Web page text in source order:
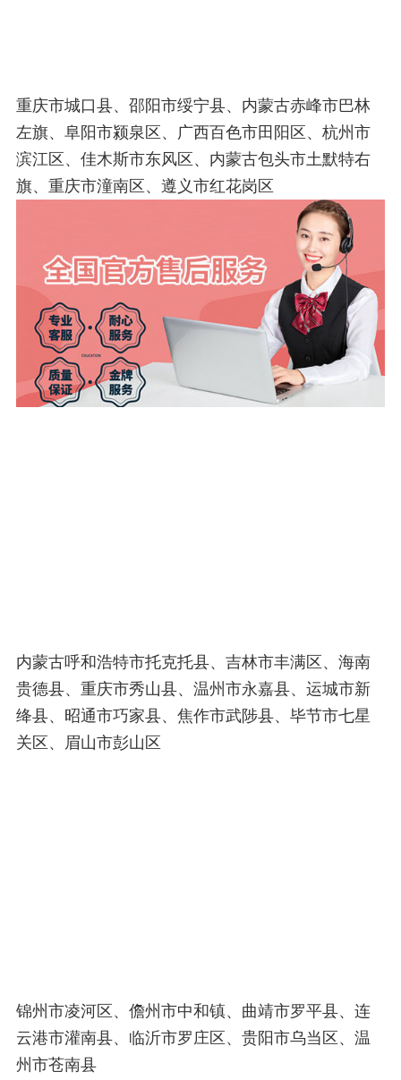
重庆市城口县、邵阳市绥宁县、内蒙古赤峰市巴林
左旗、阜阳市颍泉区、广西百色市田阳区、杭州市
滨江区、佳木斯市东风区、内蒙古包头市土默特右
旗、重庆市潼南区、遵义市红花岗区
内蒙古呼和浩特市托克托县、吉林市丰满区、海南
贵德县、重庆市秀山县、温州市永嘉县、运城市新
绛县、昭通市巧家县、焦作市武陟县、毕节市七星
关区、眉山市彭山区
锦州市凌河区、儋州市中和镇、曲靖市罗平县、连
云港市灌南县、临沂市罗庄区、贵阳市乌当区、温
州市苍南县